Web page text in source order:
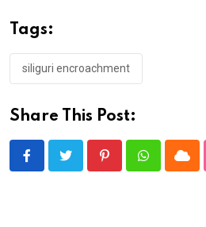
Tags:
siliguri encroachment
Share This Post:
PinterestWhatsappCloud